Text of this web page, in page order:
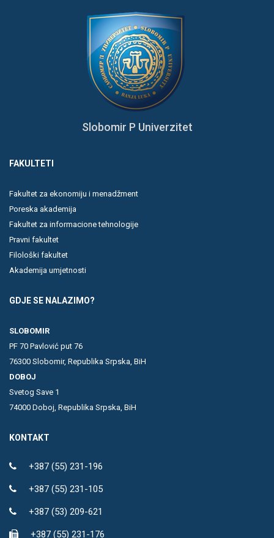
Slobomir P Univerzitet
FAKULTETI
Fakultet za ekonomiju i menadžment
Poreska akademija
Fakultet za informacione tehnologije
Pravni fakultet
Filološki fakultet
Akademija umjetnosti
GDJE SE NALAZIMO?
SLOBOMIR
PF 70 Pavlović put 76
76300 Slobomir, Republika Srpska, BiH
DOBOJ
Svetog Save 1
74000 Doboj, Republika Srpska, BiH
KONTAKT
+387 (55) 231-196
+387 (55) 231-105
+387 (53) 209-621
+387 (55) 231-176